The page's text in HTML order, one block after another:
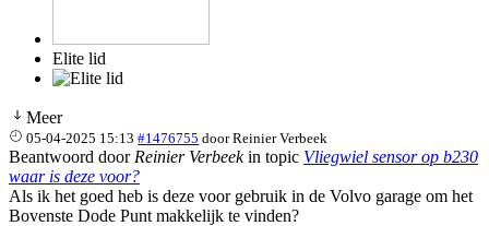
Elite lid
Meer
05-04-2025 15:13 #1476755 doorReinier Verbeek
Beantwoord door Reinier Verbeekin topic Vliegwiel sensor op b230
waar is deze voor?
Als ik het goed heb is deze voor gebruik in de Volvo garage om het
Bovenste Dode Punt makkelijk te vinden?